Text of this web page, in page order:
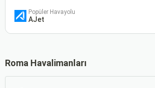
Popüler Havayolu
AJet
Roma Havalimanları